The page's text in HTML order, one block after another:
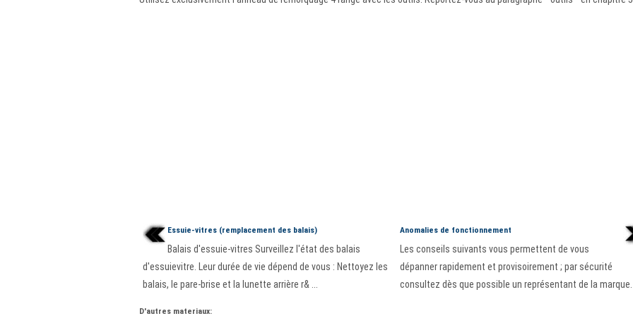
Essuie-vitres (remplacement des balais)
Balais d'essuie-vitres Surveillez l'état des balais
d'essuievitre. Leur durée de vie dépend de vous : Nettoyez les
balais, le pare-brise et la lunette arrière r& ...
Anomalies de fonctionnement
Les conseils suivants vous permettent de vous
dépanner rapidement et provisoirement ; par sécurité
consultez dès que possible un représentant de la marque.
D'autres materiaux: